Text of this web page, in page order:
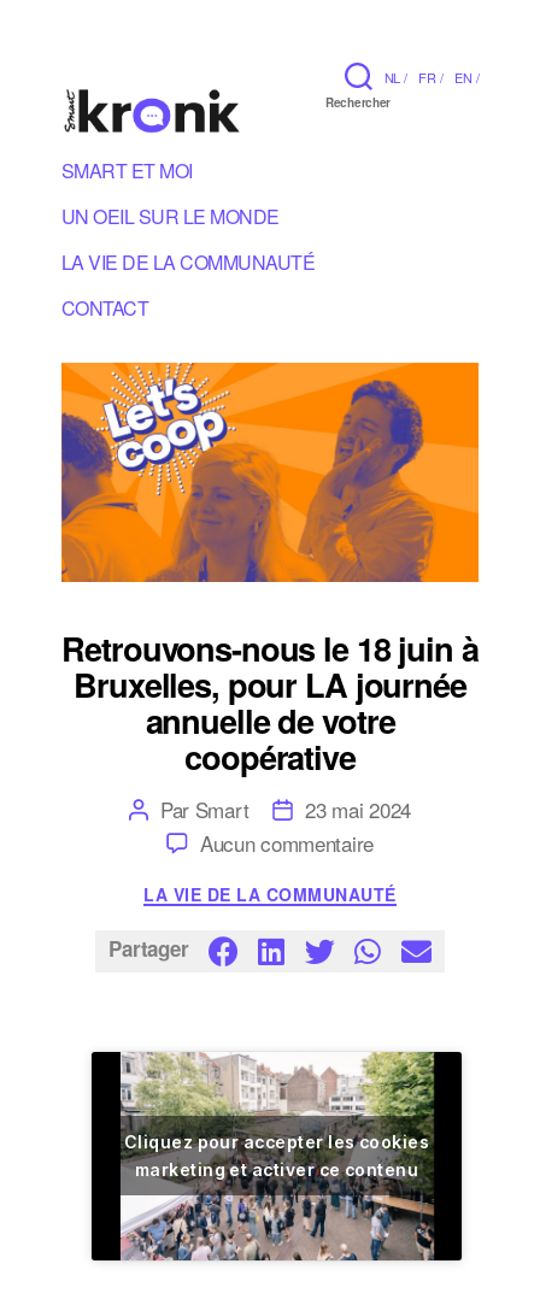
NL / FR / EN /
Rechercher
SMART ET MOI
UN OEIL SUR LE MONDE
LA VIE DE LA COMMUNAUTÉ
CONTACT
Retrouvons-nous le 18 juin à
Bruxelles, pour LA journée
annuelle de votre
coopérative
Auteur
de
l’article
Par Smart Date
de
l’article
23 mai 2024
Aucun commentairesur
nous
le
juin
à
journée
annuelle
de
votre
coopérative
Catégories
LA VIE DE LA COMMUNAUTÉ
Partager
Cliquez pour accepter les cookies
marketing et activer ce contenu